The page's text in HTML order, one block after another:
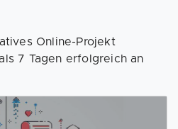
Online-Projekt
7 Tagen erfolgreich an